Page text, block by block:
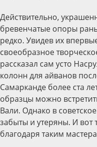
Действительно,
бревенчатые опоры
редко. Увидев их
своеобразное
рассказал сам усто
колонн для айванов
Самарканде более ста
образцы можно
Вали. Однако в
забыты и утеряны. И вот
благодаря таким